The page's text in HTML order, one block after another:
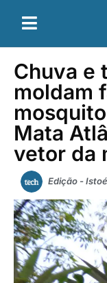
Chuva e
moldam
Mata
vetor da
Edição -